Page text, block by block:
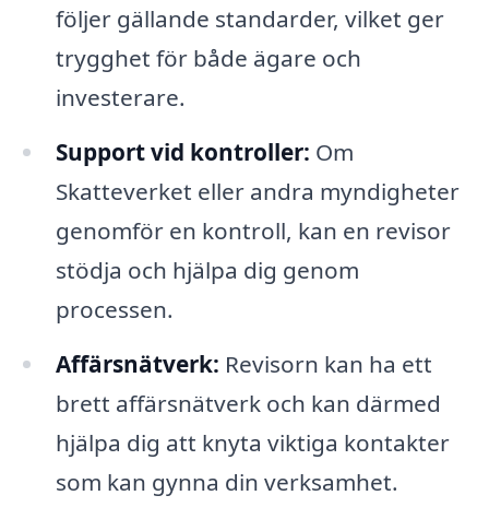
följer gällande standarder, vilket ger
trygghet för både ägare och
investerare.
Support vid kontroller: Om
Skatteverket eller andra myndigheter
genomför en kontroll, kan en revisor
stödja och hjälpa dig genom
processen.
Affärsnätverk: Revisorn kan ha ett
brett affärsnätverk och kan därmed
hjälpa dig att knyta viktiga kontakter
som kan gynna din verksamhet.